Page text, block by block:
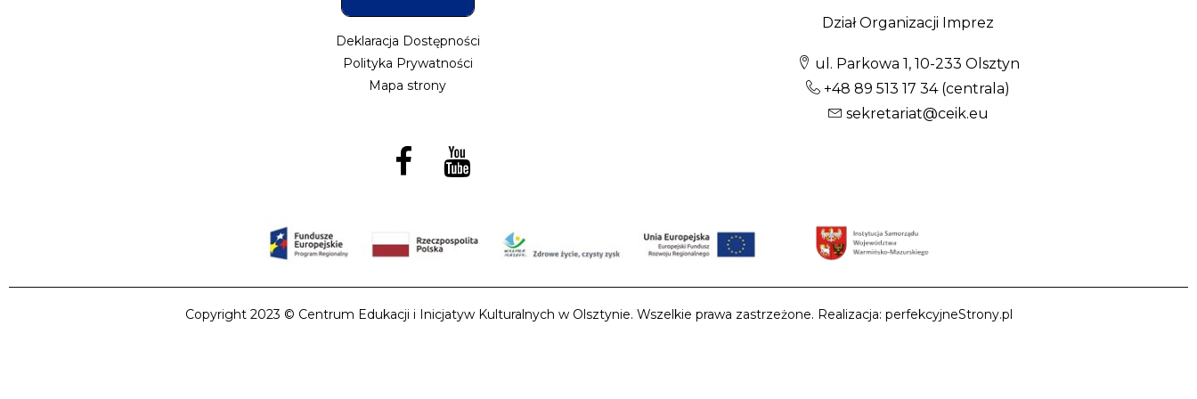
Deklaracja Dostępności
Polityka Prywatności
Mapa strony
Dział Organizacji Imprez
ul. Parkowa 1, 10-233 Olsztyn
+48 89 513 17 34(centrala)
sekretariat@ceik.eu
Copyright 2023 © Centrum Edukacji i Inicjatyw Kulturalnych w Olsztynie. Wszelkie prawa zastrzeżone. Realizacja: perfekcyjneStrony.pl